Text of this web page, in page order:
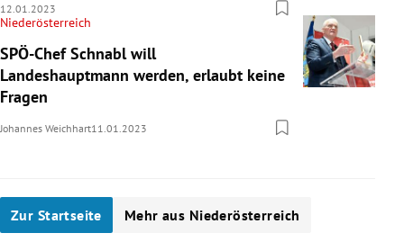
12.01.2023
Niederösterreich
SPÖ-Chef Schnabl will
Landeshauptmann werden, erlaubt keine
Fragen
Johannes Weichhart11.01.2023
Zur Startseite Mehr aus Niederösterreich